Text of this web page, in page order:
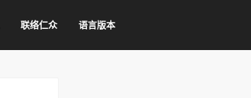
联络仁众 语言版本